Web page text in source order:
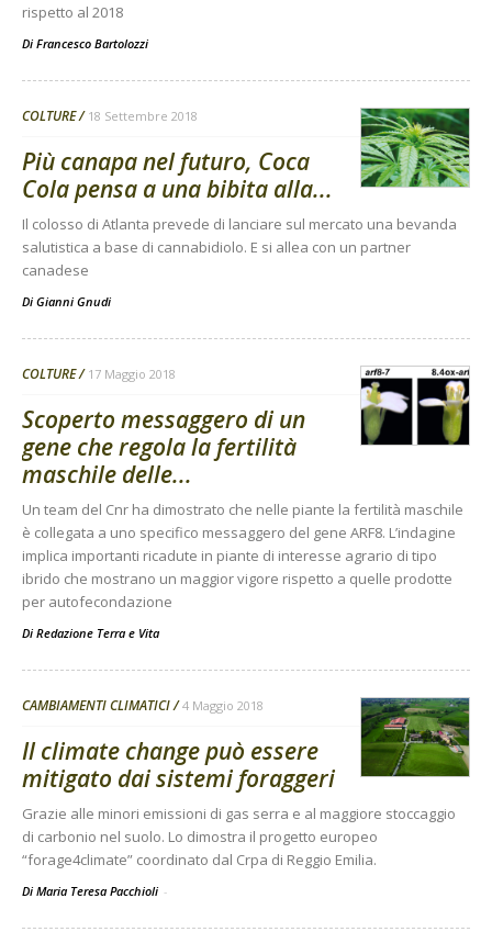
rispetto al 2018
Di Francesco Bartolozzi
COLTURE 18 Settembre 2018
Più canapa nel futuro, Coca
Cola pensa a una bibita alla...
Il colosso di Atlanta prevede di lanciare sul mercato una bevanda
salutistica a base di cannabidiolo. E si allea con un partner
canadese
Di Gianni Gnudi
COLTURE 17 Maggio 2018
Scoperto messaggero di un
gene che regola la fertilità
maschile delle...
Un team del Cnr ha dimostrato che nelle piante la fertilità maschile
è collegata a uno specifico messaggero del gene ARF8. L’indagine
implica importanti ricadute in piante di interesse agrario di tipo
ibrido che mostrano un maggior vigore rispetto a quelle prodotte
per autofecondazione
Di Redazione Terra e Vita
CAMBIAMENTI CLIMATICI 4 Maggio 2018
Il climate change può essere
mitigato dai sistemi foraggeri
Grazie alle minori emissioni di gas serra e al maggiore stoccaggio
di carbonio nel suolo. Lo dimostra il progetto europeo
“forage4climate” coordinato dal Crpa di Reggio Emilia.
Di Maria Teresa Pacchioli -